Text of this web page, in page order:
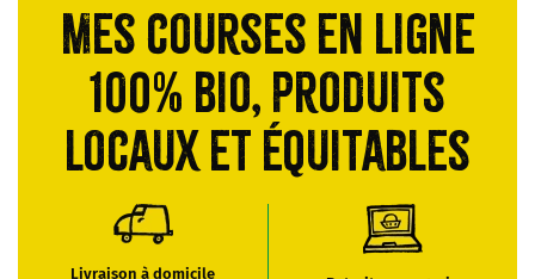
Mes courses en ligne
100% bio, produits
locaux et équitables
Livraison à domicile